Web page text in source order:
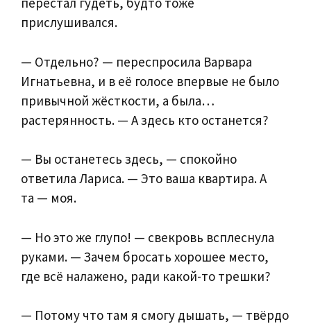
прислушивался.
— Отдельно? — переспросила Варвара
Игнатьевна, и в её голосе впервые не было
привычной жёсткости, а была…
растерянность. — А здесь кто останется?
— Вы останетесь здесь, — спокойно
ответила Лариса. — Это ваша квартира. А
та — моя.
— Но это же глупо! — свекровь всплеснула
руками. — Зачем бросать хорошее место,
где всё налажено, ради какой-то трешки?
— Потому что там я смогу дышать, — твёрдо